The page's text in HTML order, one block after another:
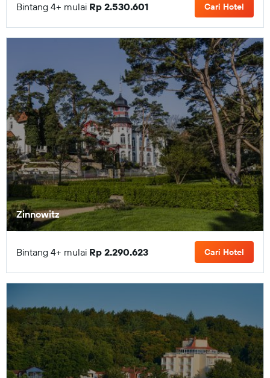
Bintang 4+ mulai Rp 2.530.601 Cari Hotel
Zinnowitz
Bintang 4+ mulai Rp 2.290.623 Cari Hotel